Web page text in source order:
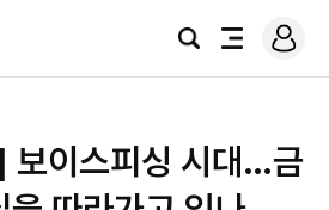
검
전
로
그
보이스피싱 시대…금